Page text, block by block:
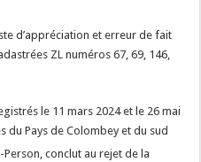
d’appréciation et erreur de fait
ZL numéros 67, 69, 146,
le 11 mars 2024 et le 26 mai
du Pays de Colombey et du sud
Person, conclut au rejet de la